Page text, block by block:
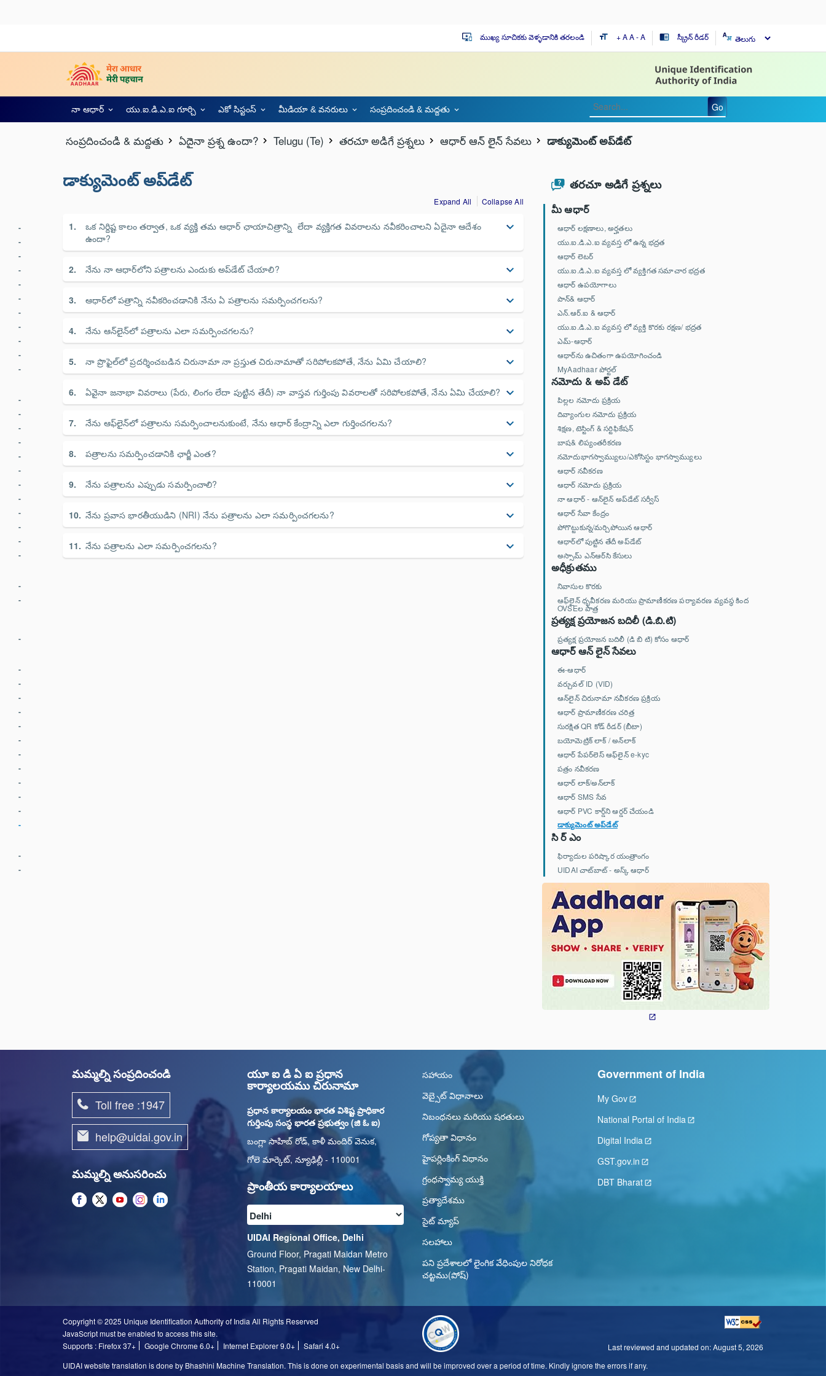
important_devices ముఖ్య సూచికకు వెళ్ళడానికి తరలండి format_size + AA- A chrome_reader_mode స్క్రీన్ రీడర్
నా ఆధార్ యు.ఐ.డి.ఎ.ఐ గూర్చి ఎకో సిస్టంస్ మీడియా & వనరులు సంప్రదించండి & మద్దతు Go
సంప్రదించండి & మద్దతు ఏదైనా ప్రశ్న ఉందా? Telugu (Te) తరచూ అడిగే ప్రశ్నలు ఆధార్ ఆన్ లైన్ సేవలు డాక్యుమెంట్ అప్‌డేట్
డాక్యుమెంట్ అప్‌డేట్
Expand All Collapse All
ఒక నిర్దిష్ట కాలం తర్వాత, ఒక వ్యక్తి తమ ఆధార్ ఛాయాచిత్రాన్ని లేదా వ్యక్తిగత వివరాలను నవీకరించాలని ఏదైనా ఆదేశం
ఉందా?
keyboard_arrow_down
నేను నా ఆధార్‌లోని పత్రాలను ఎందుకు అప్‌డేట్ చేయాలి? keyboard_arrow_down
ఆధార్‌లో పత్రాన్ని నవీకరించడానికి నేను ఏ పత్రాలను సమర్పించగలను? keyboard_arrow_down
నేను ఆన్‌లైన్‌లో పత్రాలను ఎలా సమర్పించగలను? keyboard_arrow_down
నా ప్రొఫైల్‌లో ప్రదర్శించబడిన చిరునామా నా ప్రస్తుత చిరునామాతో సరిపోలకపోతే, నేను ఏమి చేయాలి? keyboard_arrow_down
ఏవైనా జనాభా వివరాలు (పేరు, లింగం లేదా పుట్టిన తేదీ) నా వాస్తవ గుర్తింపు వివరాలతో సరిపోలకపోతే, నేను ఏమి చేయాలి? keyboard_arrow_down
నేను ఆఫ్‌లైన్‌లో పత్రాలను సమర్పించాలనుకుంటే, నేను ఆధార్ కేంద్రాన్ని ఎలా గుర్తించగలను? keyboard_arrow_down
పత్రాలను సమర్పించడానికి ఛార్జీ ఎంత? keyboard_arrow_down
నేను పత్రాలను ఎప్పుడు సమర్పించాలి? keyboard_arrow_down
నేను ప్రవాస భారతీయుడిని (NRI) నేను పత్రాలను ఎలా సమర్పించగలను? keyboard_arrow_down
నేను పత్రాలను ఎలా సమర్పించగలను? keyboard_arrow_down
తరచూ అడిగే ప్రశ్నలు
మీ ఆధార్
ఆధార్ లక్షణాలు, అర్హతలు
యు.ఐ.డి.ఎ.ఐ వ్యవస్త లో ఉన్న భద్రత
ఆధార్ లెటర్
యు.ఐ.డి.ఎ.ఐ వ్యవస్త లో వ్యక్తిగత సమాచార భద్రత
ఆధార్ ఉపయోగాలు
పాన్& ఆధార్
ఎన్.ఆర్.ఐ & ఆధార్
యు.ఐ.డి.ఎ.ఐ వ్యవస్త లో వ్యక్తి కొరకు రక్షణ/ భద్రత
ఎమ్-ఆధార్
ఆధార్‌ను ఉచితంగా ఉపయోగించండి
MyAadhaar పోర్టల్
నమోదు & అప్ డేట్
పిల్లల నమోదు ప్రక్రియ
దివ్యాంగుల నమోదు ప్రక్రియ
శిక్షణ, టెస్టింగ్ & సర్టిఫికేషన్
బాష& లిప్యంతరీకరణ
నమోదుభాగస్వామ్యులు/ఎకోసిస్టం భాగస్వామ్యులు
ఆధార్ నవీకరణ
ఆధార్ నమోదు ప్రక్రియ
నా ఆధార్ - ఆన్‌లైన్ అప్‌డేట్ సర్వీస్
ఆధార్ సేవా కేంద్రం
పోగొట్టుకున్న/మర్చిపోయిన ఆధార్
ఆధార్‌లో పుట్టిన తేదీ అప్‌డేట్
అస్సామ్ ఎన్‌ఆర్‌సి కేసులు
అధీక్రుతము
నివాసుల కొరకు
ఆఫ్‌లైన్ ధృవీకరణ మరియు ప్రామాణీకరణ పర్యావరణ వ్యవస్థ కింద
OVSEల పాత్ర
ప్రత్యక్ష ప్రయోజన బదిలీ (డి.బి.టి)
ప్రత్యక్ష ప్రయోజన బదిలీ (డి బి టి) కోసం ఆధార్
ఆధార్ ఆన్ లైన్ సేవలు
ఈ-ఆధార్
వర్చువల్ ID (VID)
ఆన్‌లైన్ చిరునామా నవీకరణ ప్రక్రియ
ఆధార్ ప్రామాణీకరణ చరిత్ర
సురక్షిత QR కోడ్ రీడర్ (బీటా)
బయోమెట్రిక్‌ లాక్ / అన్‌లాక్
ఆధార్ పేపర్‌లెస్ ఆఫ్‌లైన్ e-kyc
పత్రం నవీకరణ
ఆధార్ లాక్/అన్‌లాక్
ఆధార్ SMS సేవ
ఆధార్ PVC కార్డ్‌ని ఆర్డర్ చేయండి
డాక్యుమెంట్ అప్‌డేట్
సి ర్ ఎం
ఫిర్యాదుల పరిష్కార యంత్రాంగం
UIDAI చాట్‌బాట్ - అస్క్ ఆధార్‌
మమ్మల్ని సంప్రదించండి
Toll free :1947
help@uidai.gov.in
మమ్మల్ని అనుసరించు
యూ ఐ డి ఏ ఐ ప్రధాన
కార్యాలయము చిరునామా
ప్రధాన కార్యాలయం భారత విశిష్ట ప్రాధికార
గుర్తింపు సంస్థ భారత ప్రభుత్వం (జి ఓ ఐ)
బంగ్లా సాహిబ్ రోడ్, కాళీ మందిర్ వెనుక,
గోలె మార్కెట్, న్యూఢిల్లీ - 110001
ప్రాంతీయ కార్యాలయాలు
UIDAI Regional Office, Delhi
Ground Floor, Pragati Maidan Metro
Station, Pragati Maidan, New Delhi-
110001
సహాయం
వెబ్సైట్ విధానాలు
నిబంధనలు మరియు షరతులు
గోప్యతా విధానం
హైపర్లింకింగ్ విధానం
గ్రంధస్వామ్య యుక్తి
ప్రత్యాదేశము
సైట్ మ్యాప్
సలహాలు
పని ప్రదేశాలలో లైంగిక వేధింపుల నిరోధక
చట్టము(పోష్)
Government of India
My Gov
National Portal of India
Digital India
GST.gov.in
DBT Bharat
Copyright © 2025 Unique Identification Authority of India All Rights Reserved
JavaScript must be enabled to access this site.
Supports : Firefox 37+
Google Chrome 6.0+ Internet Explorer 9.0+ Safari 4.0+ Last reviewed and updated on:August 5, 2026
UIDAI website translation is done by Bhashini Machine Translation. This is done on experimental basis and will be improved over a period of time. Kindly ignore the errors if any.